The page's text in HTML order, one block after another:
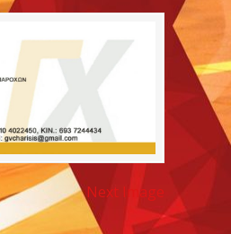
Next Image